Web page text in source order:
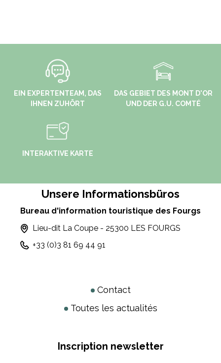
EIN EXPERTENTEAM, DAS
IHNEN ZUHÖRT
DAS GEBIET DES MONT D'OR
UND DER G.U. COMTÉ
INTERAKTIVE KARTE
Unsere Informationsbüros
Bureau d'information touristique des Fourgs
Lieu-dit La Coupe - 25300 LES FOURGS
+33 (0)3 81 69 44 91
Contact
Toutes les actualités
Inscription newsletter